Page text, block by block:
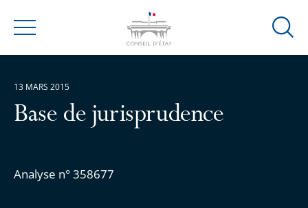
Menu
Ouvrir
Base de jurisprudence
Analyse n° 358677
13 MARS 2015